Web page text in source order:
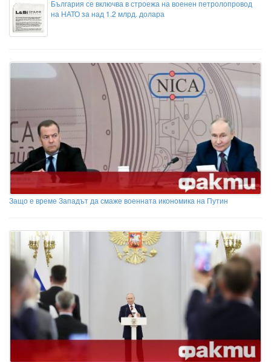
България се включва в строежа на военен петролопровод
на НАТО за над 1.2 млрд. долара
Защо е време Западът да смаже военната икономика на Путин